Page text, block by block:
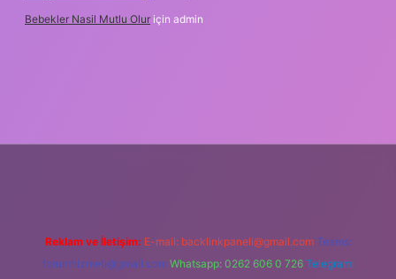
Bebekler Nasil Mutlu Olur için admin
Reklam ve İletişim: E-mail: backlinkpaneli@gmail.com Teams:
forumhizmeti@gmail.com Whatsapp: 0262 606 0 726 Telegram: